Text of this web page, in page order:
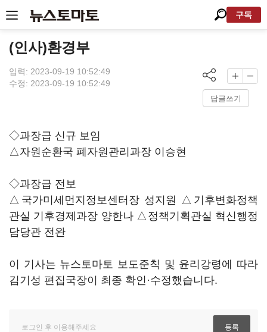
구독
(인사)환경부
입력: 2023-09-19 10:52:49
수정: 2023-09-19 10:52:49
답글쓰기
◇과장급 신규 보임
△자원순환국 폐자원관리과장 이승현
◇과장급 전보
△국가미세먼지정보센터장 성지원 △기후변화정책
관실 기후경제과장 양한나 △정책기획관실 혁신행정
담당관 전완
이 기사는 뉴스토마토 보도준칙 및 윤리강령에 따라
김기성 편집국장이 최종 확인·수정했습니다.